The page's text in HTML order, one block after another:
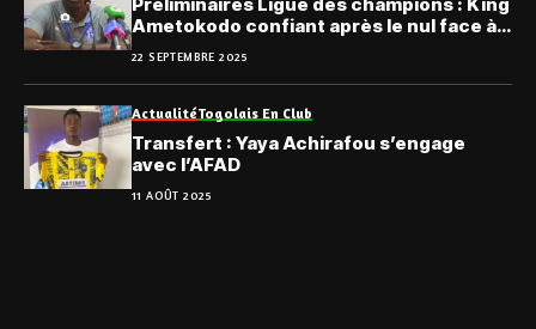
Ametokodo confiant après le nul face à
Berkane
22 SEPTEMBRE 2025
ActualitéTogolais En Club
Transfert : Yaya Achirafou s’engage
avec l’AFAD
11 AOÛT 2025